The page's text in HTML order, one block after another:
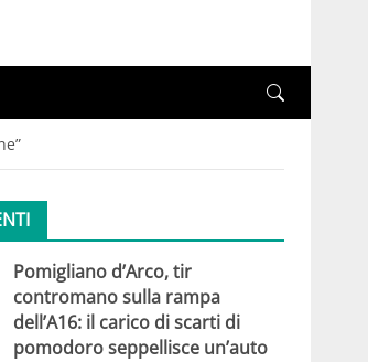
Pomigliano d’Arco, tir
contromano sulla rampa
dell’A16: il carico di scarti di
pomodoro seppellisce un’auto